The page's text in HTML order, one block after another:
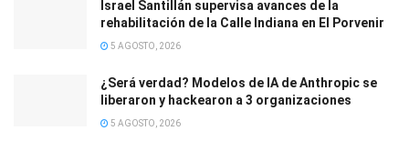
Israel Santillán supervisa avances de la
rehabilitación de la Calle Indiana en El Porvenir
5 AGOSTO, 2026
¿Será verdad? Modelos de IA de Anthropic se
liberaron y hackearon a 3 organizaciones
5 AGOSTO, 2026